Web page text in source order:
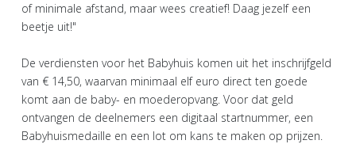
of minimale afstand, maar wees creatief! Daag jezelf een
beetje uit!"
De verdiensten voor het Babyhuis komen uit het inschrijfgeld
van € 14,50, waarvan minimaal elf euro direct ten goede
komt aan de baby- en moederopvang. Voor dat geld
ontvangen de deelnemers een digitaal startnummer, een
Babyhuismedaille en een lot om kans te maken op prijzen.